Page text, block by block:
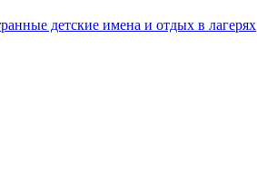
детские имена и отдых в лагерях